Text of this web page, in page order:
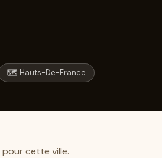
🗺 Hauts-De-France
cette ville.